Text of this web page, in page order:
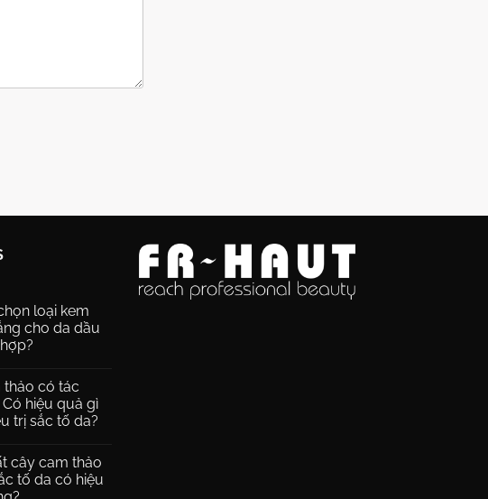
loại kem
cho da dầu
thảo có tác
hiệu quả gì
trị sắc tố da?
cây cam thảo
tố da có hiệu